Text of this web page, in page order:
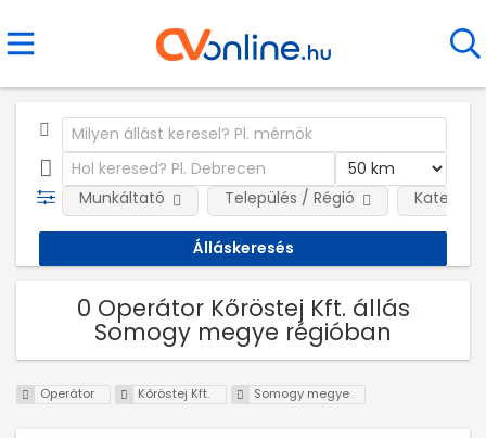
Munkáltató Település / Régió
0 Operátor Kőröstej Kft. állás
Somogy megye régióban
Operátor Kőröstej Kft. Somogy megye